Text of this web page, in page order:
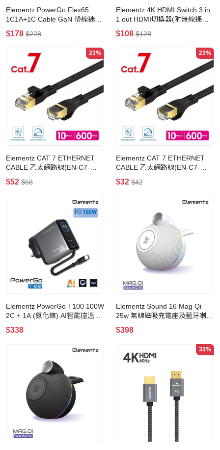
Elementz PowerGo Flex65
1C1A+1C Cable GaN 帶線迷你
充電器(FA65)(黑色)
$178 $228
Elementz 4K HDMI Switch 3 in
1 out HDMI切換器(附無線遙控)
(SW31)
$108 $128
23%
Elementz CAT 7 ETHERNET
CABLE 乙太網路線(EN-C7-
03M)(3M-黑色)
$52 $68
23%
Elementz CAT 7 ETHERNET
CABLE 乙太網路線(EN-C7-
01M)(1M-黑色)
$32 $42
Elementz PowerGo T100 100W
2C + 1A (氮化鎵) AI智能控溫 帶
線TFT迷你充電器
$338
Elementz Sound 16 Mag Qi
25w 無線磁吸充電座及藍牙喇叭
(FC-S16)(白色)
$398
33%